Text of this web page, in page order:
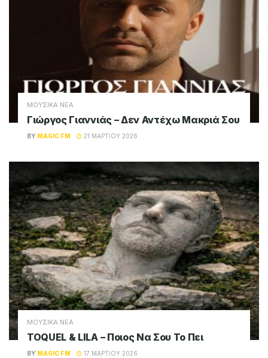
ΜΟΥΣΙΚΑ ΝΕΑ
Γιώργος Γιαννιάς – Δεν Αντέχω Μακριά Σου
BY MAGIC FM 21 ΜΑΡΤΊΟΥ 2026
ΜΟΥΣΙΚΑ ΝΕΑ
TOQUEL & LILA – Ποιος Να Σου Το Πει
BY MAGIC FM 17 ΜΑΡΤΊΟΥ 2026